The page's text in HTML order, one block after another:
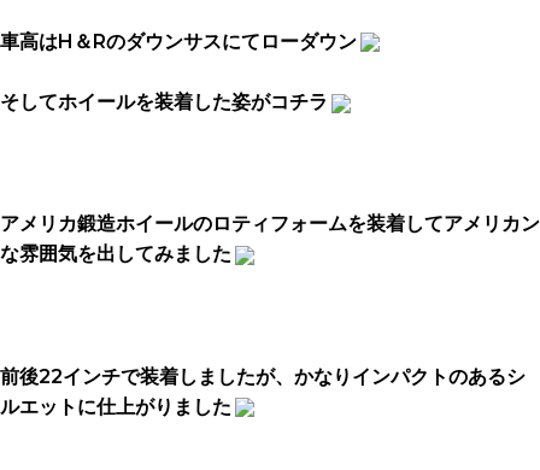
車高はH＆Rのダウンサスにてローダウン
そしてホイールを装着した姿がコチラ
アメリカ鍛造ホイールのロティフォームを装着してアメリカン
な雰囲気を出してみました
前後22インチで装着しましたが、かなりインパクトのあるシ
ルエットに仕上がりました